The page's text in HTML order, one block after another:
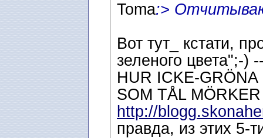
Toma:>
Вот тут_ кстати,
зеленого цвета";-)
HUR ICKE-
SOM TÅL MÖRKER
http://
правда, из этих 5-